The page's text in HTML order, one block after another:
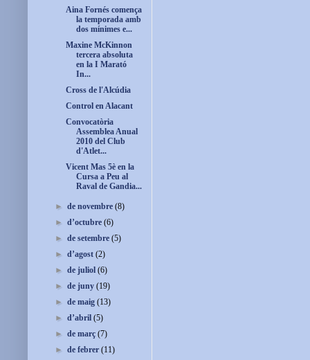
Aina Fornés comença
la temporada amb
dos mínimes e...
Maxine McKinnon
tercera absoluta
en la I Marató
In...
Cross de l'Alcúdia
Control en Alacant
Convocatòria
Assemblea Anual
2010 del Club
d'Atlet...
Vicent Mas 5è en la
Cursa a Peu al
Raval de Gandia...
►de novembre(8)
►d’octubre(6)
►de setembre(5)
►d’agost(2)
►de juliol(6)
►de juny(19)
►de maig(13)
►d’abril(5)
►de març(7)
►de febrer(11)